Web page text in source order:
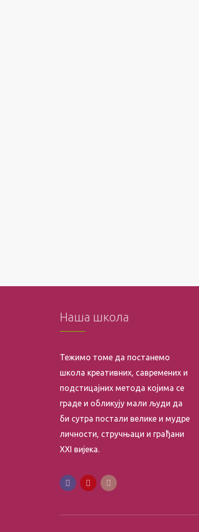
Наша школа
Тежимо томе да постанемо
школа креативних, савремених и
подстицајних метода којима се
граде и обликују мали људи да
би сутра постали велике и мудре
личности, стручњаци и грађани
XXI вијека.